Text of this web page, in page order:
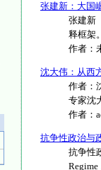
张建新：大国
张建新
释框架
作者：
沈大伟：从西
作者：
专家沈
作者：
抗争性政治与
抗争性
Regime